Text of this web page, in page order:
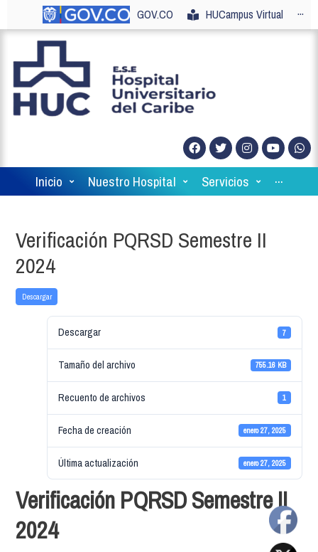
GOV.CO HUCampus Virtual ···
Inicio Nuestro Hospital Servicios ···
Verificación PQRSD Semestre II
2024
Descargar
Descargar 7
Tamaño del archivo 755.16 KB
Recuento de archivos 1
Fecha de creación enero 27, 2025
Última actualización enero 27, 2025
Verificación PQRSD Semestre II
2024